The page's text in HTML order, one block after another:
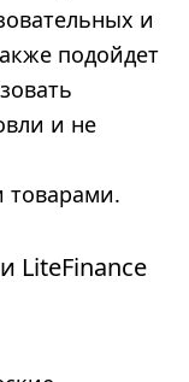
и
подойдет
и не
товарами.
LiteFinance